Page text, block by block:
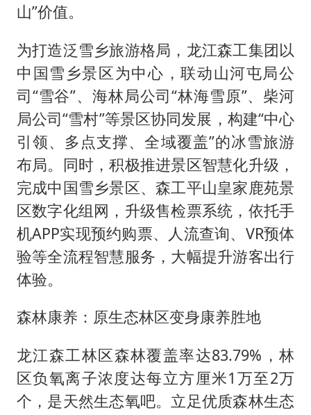
山”价值。
为打造泛雪乡旅游格局，龙江森工集团以
中国雪乡景区为中心，联动山河屯局公
司“雪谷”、海林局公司“林海雪原”、柴河
局公司“雪村”等景区协同发展，构建“中心
引领、多点支撑、全域覆盖”的冰雪旅游
布局。同时，积极推进景区智慧化升级，
完成中国雪乡景区、森工平山皇家鹿苑景
区数字化组网，升级售检票系统，依托手
机APP实现预约购票、人流查询、VR预体
验等全流程智慧服务，大幅提升游客出行
体验。
森林康养：原生态林区变身康养胜地
龙江森工林区森林覆盖率达83.79%，林
区负氧离子浓度达每立方厘米1万至2万
个，是天然生态氧吧。立足优质森林生态